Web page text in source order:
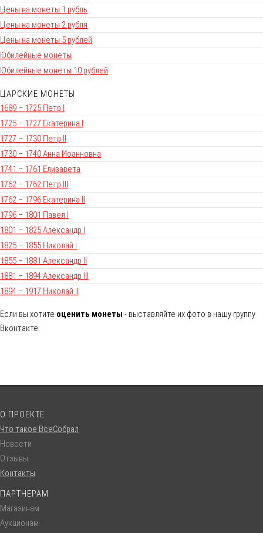
Цены на монеты 1 рубль
Цены на монеты 2 рубля
Цены на монеты 5 рублей
Юбилейные монеты
Юбилейные монеты 10 рублей
ЦАРСКИЕ МОНЕТЫ
1689 – 1725 Петр I
1725 – 1727 Екатерина I
1727 – 1730 Петр II
1730 – 1740 Анна Иоанновна
1741 – 1761 Елизавета
1762 – 1762 Петр III
1762 – 1796 Екатерина II
1796 – 1801 Павел I
1801 – 1825 Александр I
1825 – 1855 Николай I
1855 – 1881 Александр II
1881 – 1894 Александр III
1894 – 1917 Николай II
Если вы хотите оценить монеты - выставляйте их фото в нашу группу
Вконтакте.
О ПРОЕКТЕ
Что такое ВсеСобрал
Новости
Отзывы
Контакты
ПАРТНЕРАМ
Магазинам
Аукционам